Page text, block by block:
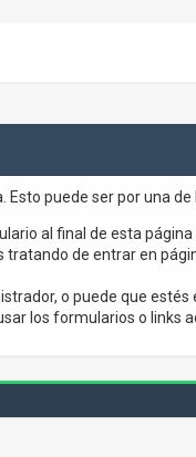
puede ser por una
al final de esta página
tratando de entrar en
o puede que estés
los formularios o links